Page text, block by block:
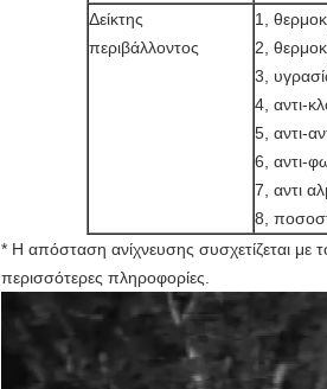
Δείκτης
περιβάλλοντος
1,
2,
3,
4, αντι-
5, αντι-
6, αντι-
7, αντι
8,
* Η απόσταση ανίχνευσης συσχετίζεται με
περισσότερες πληροφορίες.